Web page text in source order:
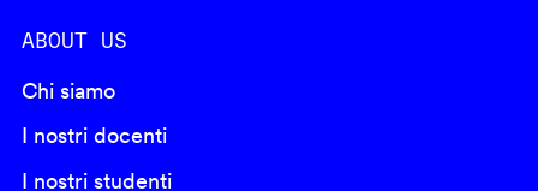
ABOUT US
Chi siamo
I nostri docenti
I nostri studenti